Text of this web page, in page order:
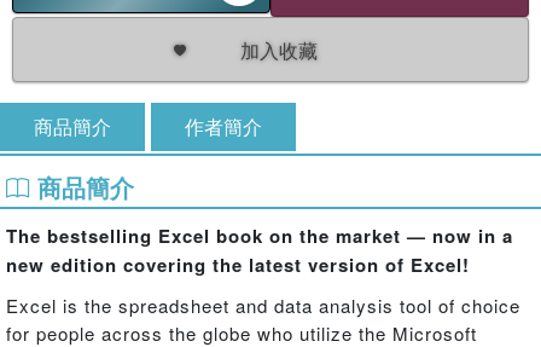
加入收藏
商品簡介 作者簡介
商品簡介
The bestselling Excel book on the market — now in a
new edition covering the latest version of Excel!
Excel is the spreadsheet and data analysis tool of choice
for people across the globe who utilize the Microsoft